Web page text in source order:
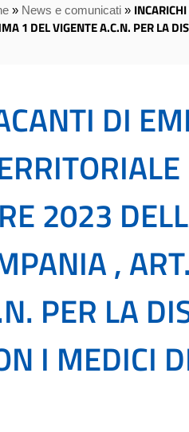
» News e comunicati»
1 DEL VIGENTE A.C.N. PER LA
DI
2023
,
PER LA
I MEDICI